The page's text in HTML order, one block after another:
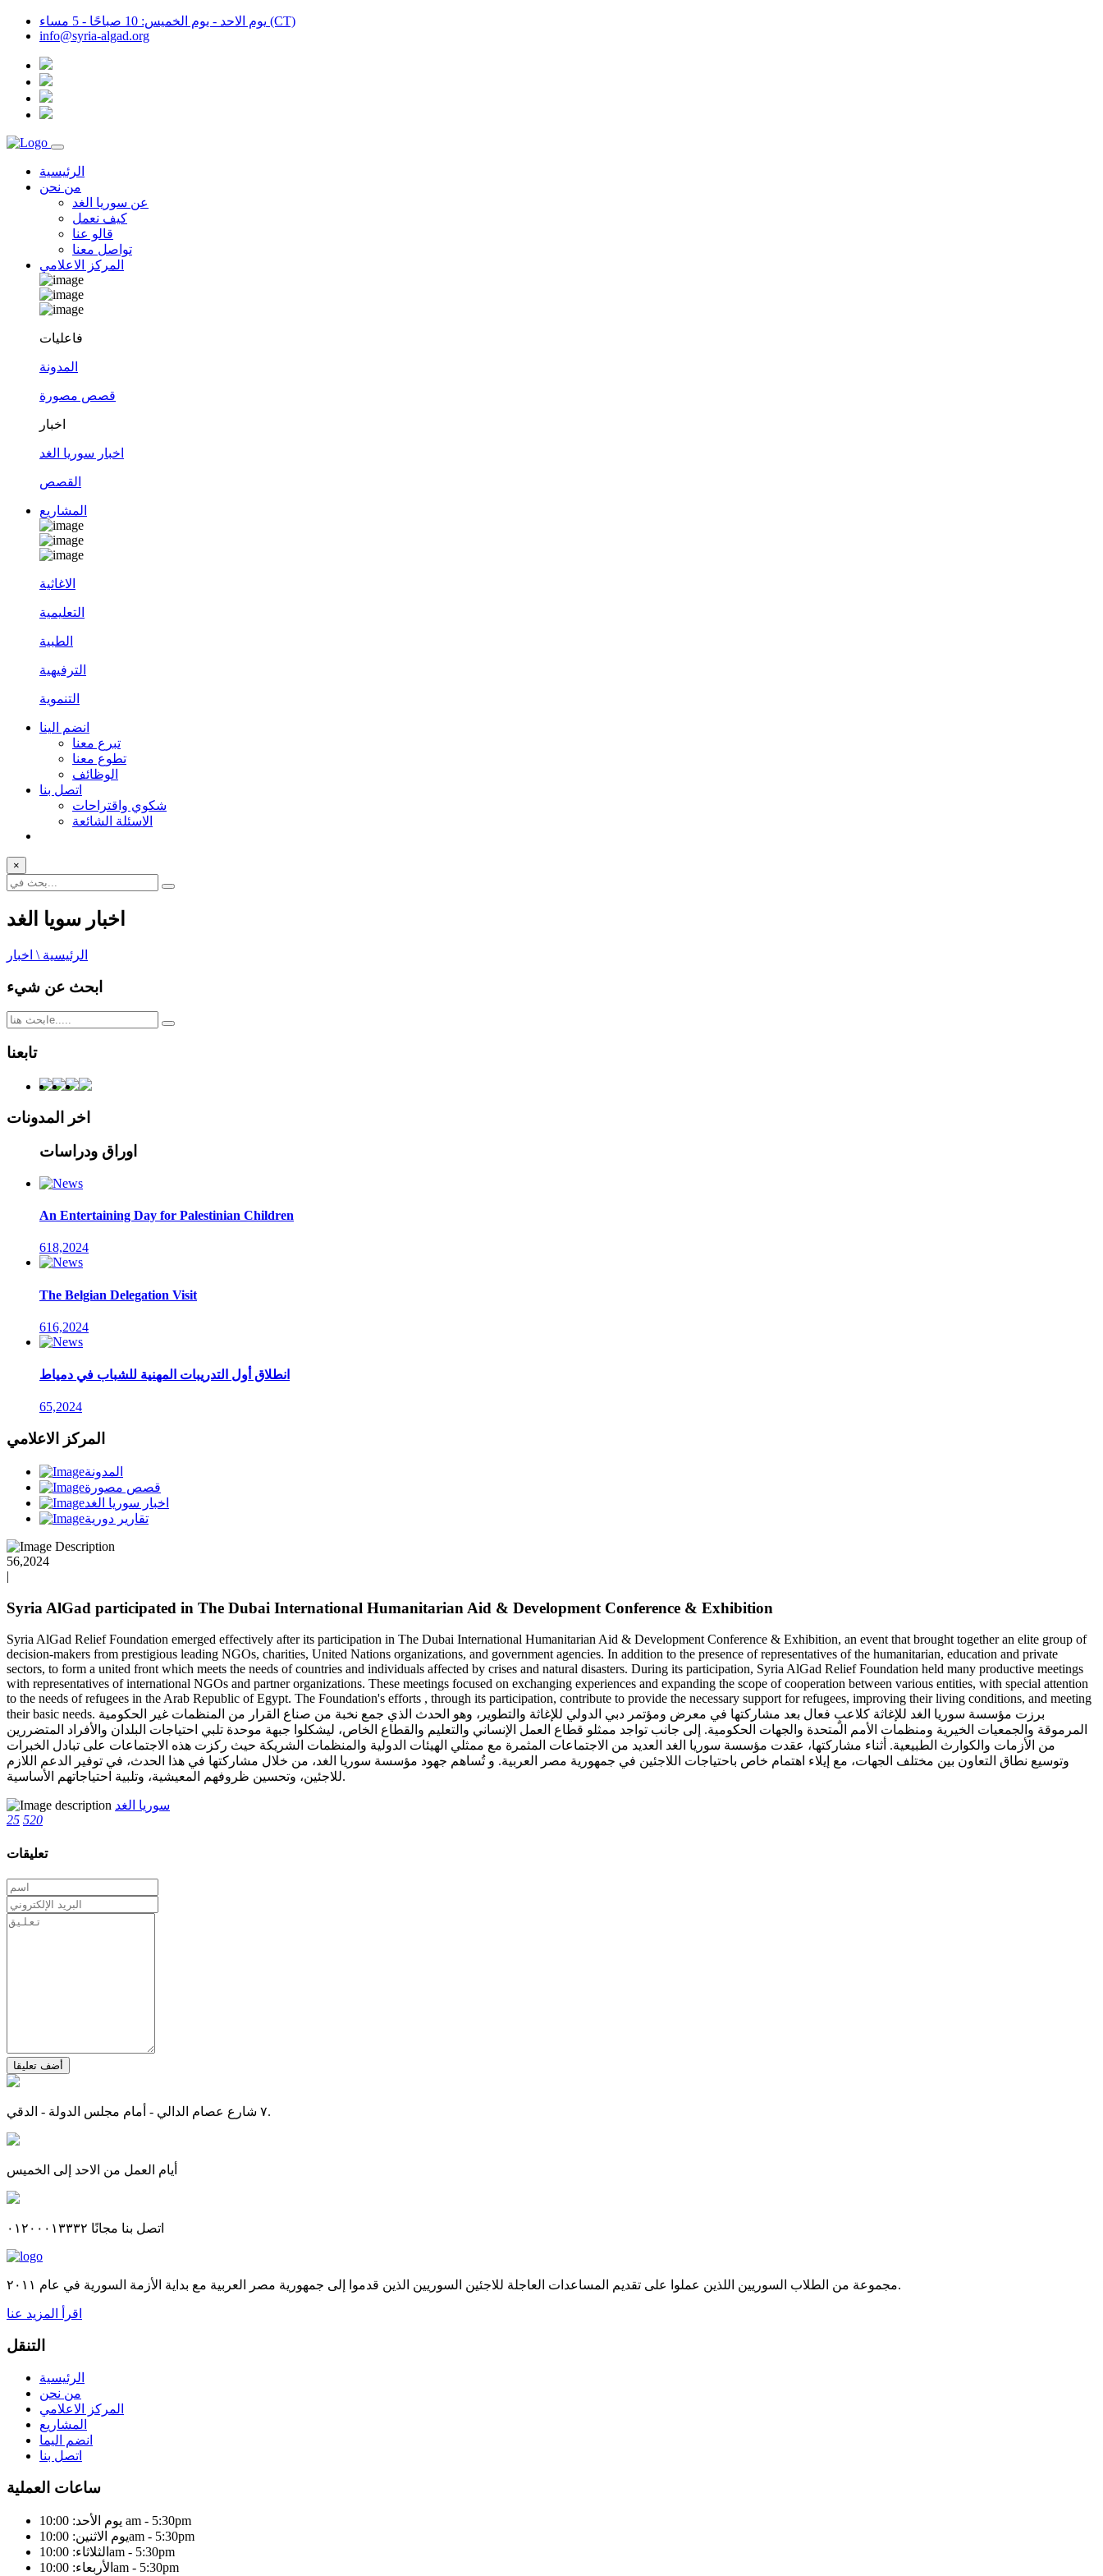
يوم الاحد - يوم الخميس: 10 صباحًا - 5 مساء (CT)
info@syria-algad.org
الرئيسية
من نحن
عن سوريا الغد
كيف نعمل
قالو عنا
تواصل معنا
المركز الاعلامي
فاعليات
المدونة
قصص مصورة
اخبار
اخبار سوريا الغد
القصص
المشاريع
الاغاثية
التعليمية
الطبية
الترفيهية
التنموية
انضم الينا
تبرع معنا
تطوع معنا
الوظائف
اتصل بنا
شكوي واقتراحات
الاسئلة الشائعة
×
اخبار سويا الغد
الرئيسية \ اخبار
ابحث عن شيء
تابعنا
اخر المدونات
اوراق ودراسات
An Entertaining Day for Palestinian Children
618,2024
The Belgian Delegation Visit
616,2024
انطلاق أول التدريبات المهنية للشباب في دمياط
65,2024
المركز الاعلامي
المدونة
قصص مصورة
اخبار سوريا الغد
تقارير دورية
56,2024
|
Syria AlGad participated in The Dubai International Humanitarian Aid & Development Conference & Exhibition
Syria AlGad Relief Foundation emerged effectively after its participation in The Dubai International Humanitarian Aid & Development Conference & Exhibition, an event that brought together an elite group of
decision-makers from prestigious leading NGOs, charities, United Nations organizations, and government agencies. In addition to the presence of representatives of the humanitarian, education and private
sectors, to form a united front which meets the needs of countries and individuals affected by crises and natural disasters. During its participation, Syria AlGad Relief Foundation held many productive meetings
with representatives of international NGOs and partner organizations. These meetings focused on exchanging experiences and expanding the scope of cooperation between various entities, with special attention
to the needs of refugees in the Arab Republic of Egypt. The Foundation's efforts , through its participation, contribute to provide the necessary support for refugees, improving their living conditions, and meeting
their basic needs. برزت مؤسسة سوريا الغد للإغاثة كلاعبٍ فعال بعد مشاركتها في معرض ومؤتمر دبي الدولي للإغاثة والتطوير، وهو الحدث الذي جمع نخبة من صناع القرار من المنظمات غير الحكومية
المرموقة والجمعيات الخيرية ومنظمات الأمم المتحدة والجهات الحكومية. إلى جانب تواجد ممثلو قطاع العمل الإنساني والتعليم والقطاع الخاص، ليشكلوا جبهة موحدة تلبي احتياجات البلدان والأفراد المتضررين
من الأزمات والكوارث الطبيعية. أثناء مشاركتها، عقدت مؤسسة سوريا الغد العديد من الاجتماعات المثمرة مع ممثلي الهيئات الدولية والمنظمات الشريكة حيث ركزت هذه الاجتماعات على تبادل الخبرات
وتوسيع نطاق التعاون بين مختلف الجهات، مع إيلاء اهتمام خاص باحتياجات اللاجئين في جمهورية مصر العربية. و تُساهم جهود مؤسسة سوريا الغد، من خلال مشاركتها في هذا الحدث، في توفير الدعم اللازم
للاجئين، وتحسين ظروفهم المعيشية، وتلبية احتياجاتهم الأساسية.
سوريا الغد
25 520
تعليقات
أضف تعليقا
٧ شارع عصام الدالي - أمام مجلس الدولة - الدقي.
أيام العمل من الاحد إلى الخميس
اتصل بنا مجانًا ٠١٢٠٠٠١٣٣٣٢
مجموعة من الطلاب السوريين اللذين عملوا على تقديم المساعدات العاجلة للاجئين السوريين الذين قدموا إلى جمهورية مصر العربية مع بداية الأزمة السورية في عام ٢٠١١.
اقرأ المزيد عنا
التنقل
الرئيسية
من نحن
المركز الاعلامي
المشاريع
انضم اليما
اتصل بنا
ساعات العملية
يوم الأحد: 10:00 am - 5:30pm
يوم الاثنين: 10:00am - 5:30pm
الثلاثاء: 10:00am - 5:30pm
الأربعاء: 10:00am - 5:30pm